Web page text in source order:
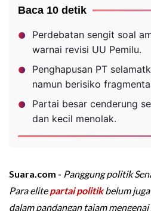
Baca 10 detik
Perdebatan sengit soal
warnai revisi UU Pemilu.
Penghapusan PT
namun berisiko
Partai besar cenderung
dan kecil menolak.
Suara.com - Panggung politik
Para elitepartai politikbelum
dalam pandangan tajam